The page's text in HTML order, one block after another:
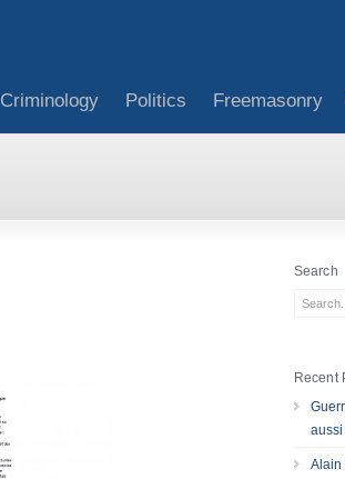
Criminology Politics Freemasonry
Search
Recent
Alain